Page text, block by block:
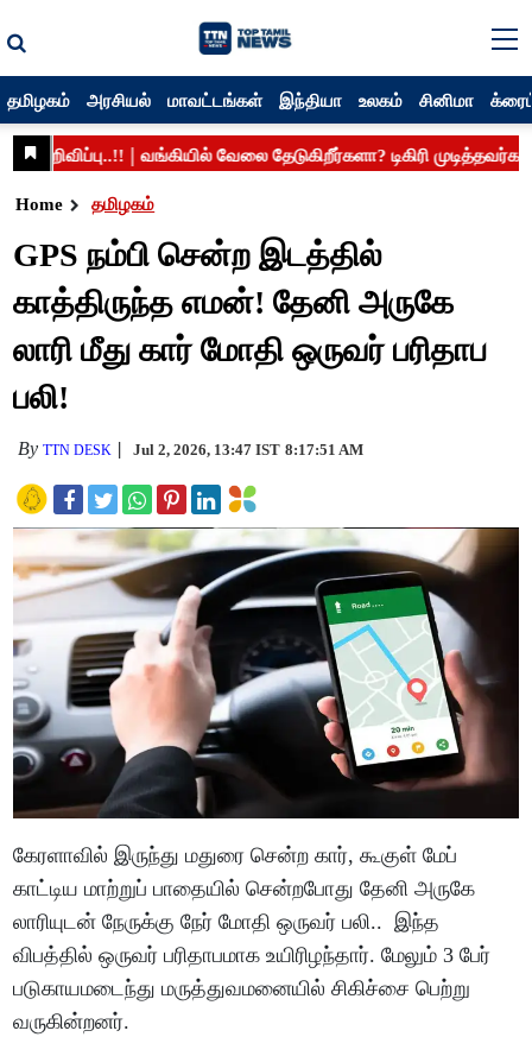
தமிழகம் அரசியல் மாவட்டங்கள் இந்தியா உலகம் சினிமா
Home தமிழகம்
GPS நம்பி சென்ற இடத்தில்
காத்திருந்த எமன்! தேனி அருகே
லாரி மீது கார் மோதி ஒருவர் பரிதாப
பலி!
ByTTN DESK Jul 2, 2026, 13:47 IST 8:17:51 AM
கேரளாவில் இருந்து மதுரை சென்ற கார், கூகுள் மேப்
காட்டிய மாற்றுப் பாதையில் சென்றபோது தேனி அருகே
லாரியுடன் நேருக்கு நேர் மோதி ஒருவர் பலி.. இந்த
விபத்தில் ஒருவர் பரிதாபமாக உயிரிழந்தார். மேலும் 3 பேர்
படுகாயமடைந்து மருத்துவமனையில் சிகிச்சை பெற்று
வருகின்றனர்.